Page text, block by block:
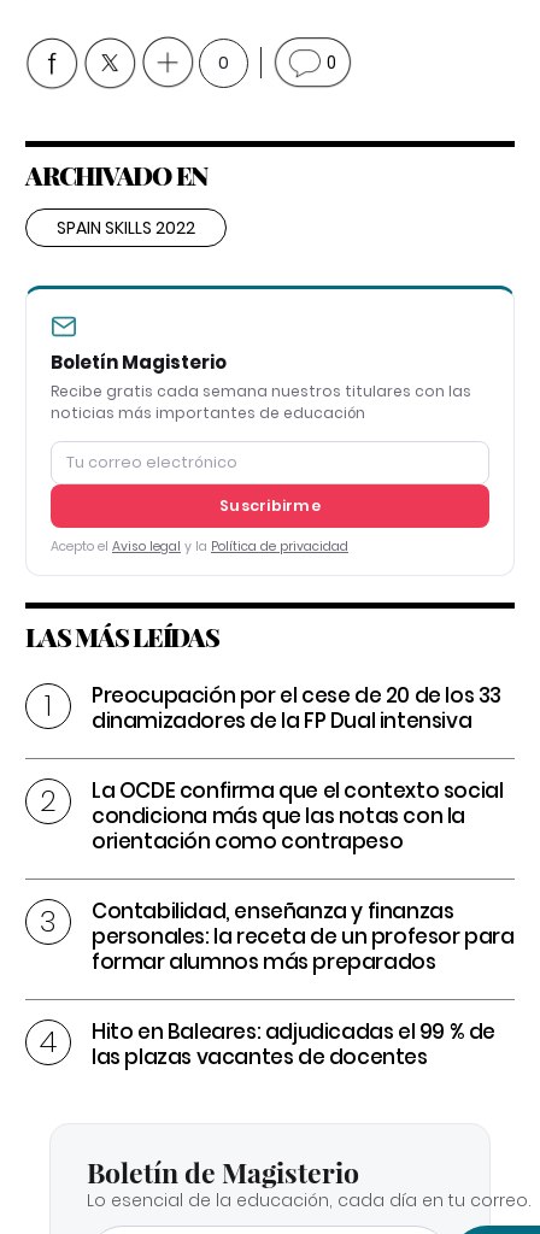
0 0
ARCHIVADO EN
SPAIN SKILLS 2022
Boletín Magisterio
Recibe gratis cada semana nuestros titulares con las
noticias más importantes de educación
Suscribirme
Acepto el Aviso legal y la Política de privacidad
LAS MÁS LEÍDAS
Preocupación por el cese de 20 de los 33
dinamizadores de la FP Dual intensiva
La OCDE confirma que el contexto social
condiciona más que las notas con la
orientación como contrapeso
Contabilidad, enseñanza y finanzas
personales: la receta de un profesor para
formar alumnos más preparados
Hito en Baleares: adjudicadas el 99 % de
las plazas vacantes de docentes
Boletín de Magisterio
Lo esencial de la educación, cada día en tu correo.